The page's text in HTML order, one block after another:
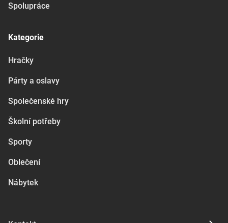
Spolupráce
Kategorie
Hračky
Párty a oslavy
Společenské hry
Školní potřeby
Sporty
Oblečení
Nábytek